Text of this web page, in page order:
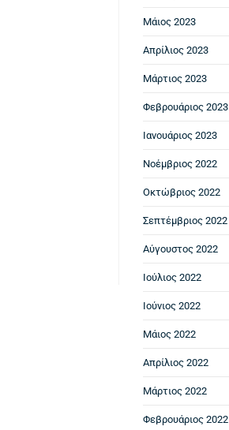
Μάιος 2023
Απρίλιος 2023
Μάρτιος 2023
Φεβρουάριος 2023
Ιανουάριος 2023
Νοέμβριος 2022
Οκτώβριος 2022
Σεπτέμβριος 2022
Αύγουστος 2022
Ιούλιος 2022
Ιούνιος 2022
Μάιος 2022
Απρίλιος 2022
Μάρτιος 2022
Φεβρουάριος 2022